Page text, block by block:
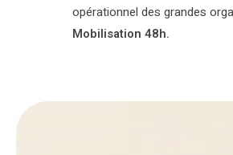
opérationnel des grandes
Mobilisation 48h.